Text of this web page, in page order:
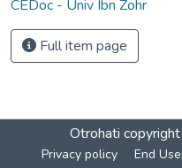
CEDoc - Univ Ibn Zohr
Full item page
Otrohati
Privacy policy End